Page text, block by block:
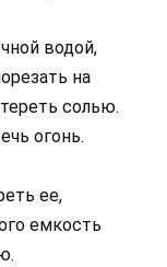
водой,
на
солью.
огонь.
ее,
емкость